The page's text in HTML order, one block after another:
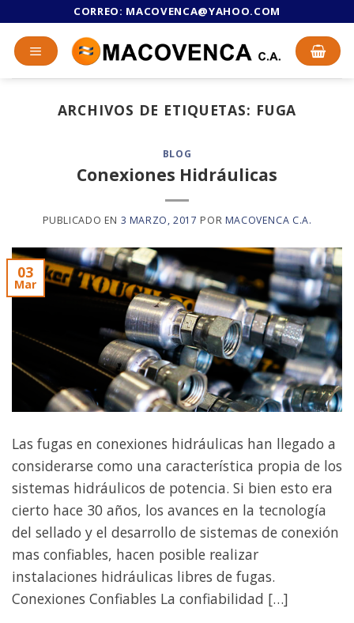
content
CORREO: MACOVENCA@YAHOO.COM
ARCHIVOS DE ETIQUETAS: FUGA
BLOG
Conexiones Hidráulicas
PUBLICADO EN 3 MARZO, 2017 POR MACOVENCA C.A.
03
Mar
Las fugas en conexiones hidráulicas han llegado a
considerarse como una característica propia de los
sistemas hidráulicos de potencia. Si bien esto era
cierto hace 30 años, los avances en la tecnología
del sellado y el desarrollo de sistemas de conexión
mas confiables, hacen posible realizar
instalaciones hidráulicas libres de fugas.
Conexiones Confiables La confiabilidad […]